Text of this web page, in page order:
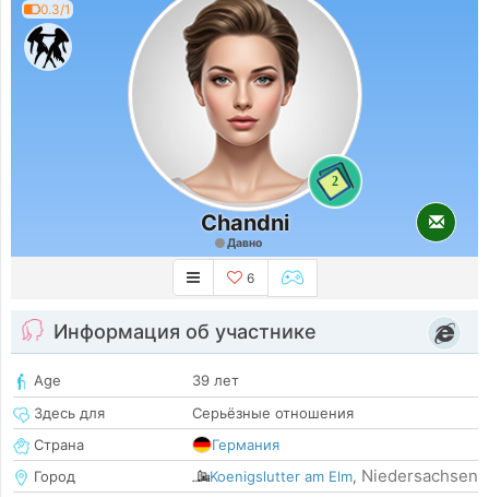
0.3/1
2
Chandni
Давно
6
Информация об участнике
Age
39 лет
Здесь для
Серьёзные отношения
Страна
Германия
Город
Koenigslutter am Elm, Niedersachsen